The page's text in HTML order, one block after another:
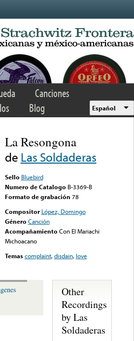
Canciones
Blog Español
La Resongona
de Las Soldaderas
Sello Bluebird
Numero de Catalogo B-3369-B
Formato de grabación 78
Compositor López, Domingo
Género Canción
Acompañamiento Con El Mariachi
Michoacano
Temas complaint,disdain, love
Other
Recordings
by Las
Soldaderas